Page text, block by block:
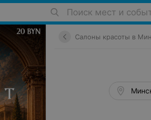
Поиск мест и
Салоны красоты в